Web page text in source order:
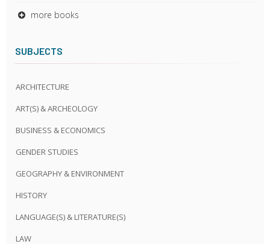
more books
SUBJECTS
ARCHITECTURE
ART(S) & ARCHEOLOGY
BUSINESS & ECONOMICS
GENDER STUDIES
GEOGRAPHY & ENVIRONMENT
HISTORY
LANGUAGE(S) & LITERATURE(S)
LAW